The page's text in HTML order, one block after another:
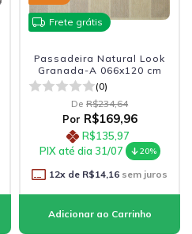
Frete grátis
Passadeira Natural Look
Granada-A 066x120 cm
(0)
De R$234,64
Por R$169,96
R$135,97
PIX até dia 31/07
20%
12x de R$14,16 sem juros